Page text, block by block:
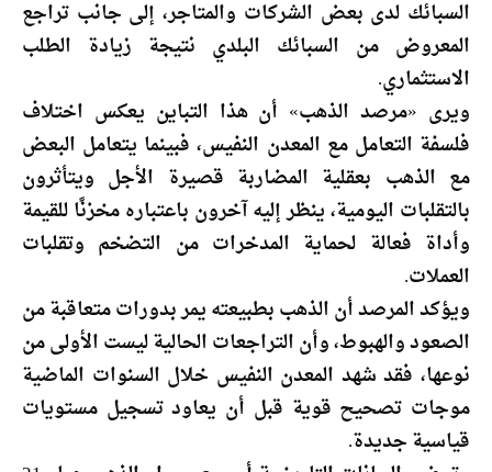
السبائك لدى بعض الشركات والمتاجر، إلى جانب تراجع
المعروض من السبائك البلدي نتيجة زيادة الطلب
الاستثماري.
ويرى «مرصد الذهب» أن هذا التباين يعكس اختلاف
فلسفة التعامل مع المعدن النفيس، فبينما يتعامل البعض
مع الذهب بعقلية المضاربة قصيرة الأجل ويتأثرون
بالتقلبات اليومية، ينظر إليه آخرون باعتباره مخزنًا للقيمة
وأداة فعالة لحماية المدخرات من التضخم وتقلبات
العملات.
ويؤكد المرصد أن الذهب بطبيعته يمر بدورات متعاقبة من
الصعود والهبوط، وأن التراجعات الحالية ليست الأولى من
نوعها، فقد شهد المعدن النفيس خلال السنوات الماضية
موجات تصحيح قوية قبل أن يعاود تسجيل مستويات
قياسية جديدة.